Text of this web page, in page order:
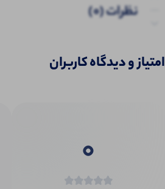
نظرات (0)
امتیاز و دیدگاه کاربران
0